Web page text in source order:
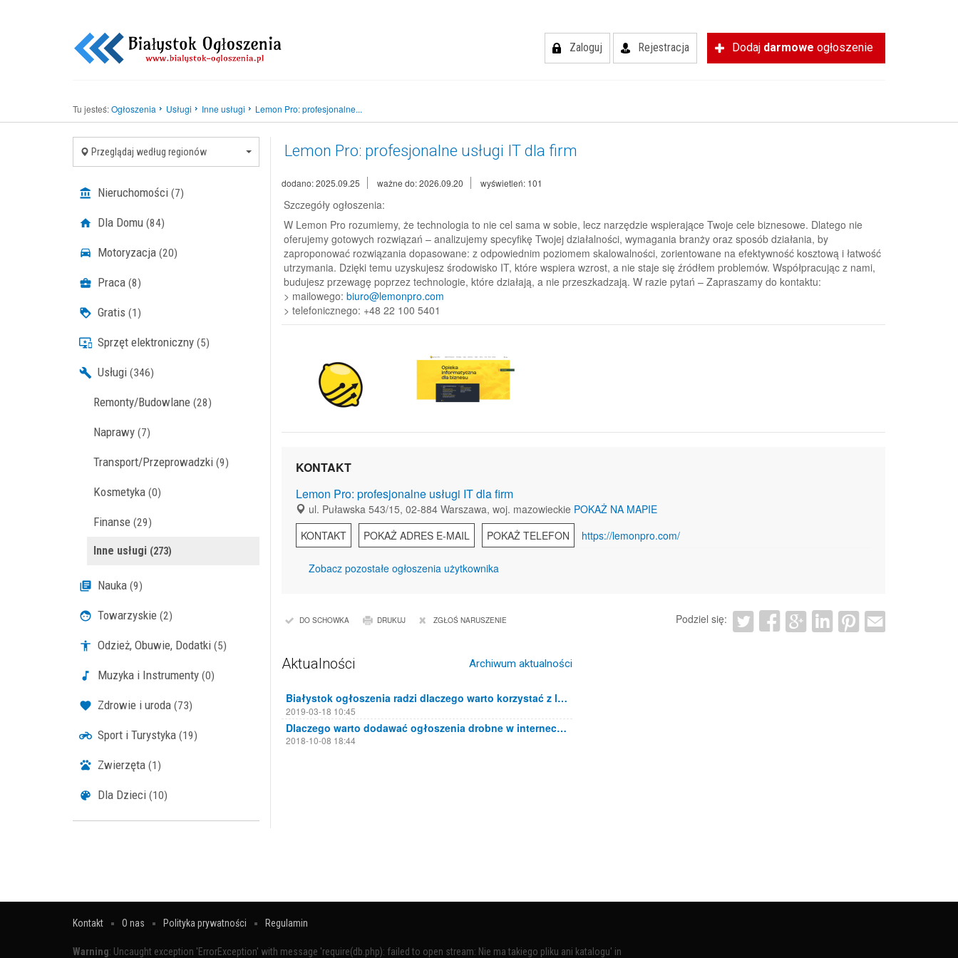
Zaloguj Rejestracja Dodaj darmowe ogłoszenie
Tu jesteś:Ogłoszenia Usługi Inne usługi Lemon Pro: profesjonalne...
Przeglądaj według regionów
Nieruchomości (7)
Dla Domu (84)
Motoryzacja (20)
Praca (8)
Gratis (1)
Sprzęt elektroniczny (5)
Usługi (346)
Remonty/Budowlane (28)
Naprawy (7)
Transport/Przeprowadzki (9)
Kosmetyka (0)
Finanse (29)
Inne usługi (273)
Nauka (9)
Towarzyskie (2)
Odzież, Obuwie, Dodatki (5)
Muzyka i Instrumenty (0)
Zdrowie i uroda (73)
Sport i Turystyka (19)
Zwierzęta (1)
Dla Dzieci (10)
Lemon Pro: profesjonalne usługi IT dla firm
dodano: 2025.09.25 ważne do: 2026.09.20 wyświetleń: 101
Szczegóły ogłoszenia:
W Lemon Pro rozumiemy, że technologia to nie cel sama w sobie, lecz narzędzie wspierające Twoje cele biznesowe. Dlatego nie
oferujemy gotowych rozwiązań – analizujemy specyfikę Twojej działalności, wymagania branży oraz sposób działania, by
zaproponować rozwiązania dopasowane: z odpowiednim poziomem skalowalności, zorientowane na efektywność kosztową i łatwość
utrzymania. Dzięki temu uzyskujesz środowisko IT, które wspiera wzrost, a nie staje się źródłem problemów. Współpracując z nami,
budujesz przewagę poprzez technologie, które działają, a nie przeszkadzają. W razie pytań – Zapraszamy do kontaktu:
> mailowego: biuro@lemonpro.com
> telefonicznego: +48 22 100 5401
KONTAKT
Lemon Pro: profesjonalne usługi IT dla firm
ul. Puławska 543/15, 02-884 Warszawa, woj. mazowieckie POKAŻ NA MAPIE
KONTAKT
POKAŻ ADRES E-MAIL POKAŻ TELEFON https://lemonpro.com/
Zobacz pozostałe ogłoszenia użytkownika
DO SCHOWKA DRUKUJ ZGŁOŚ NARUSZENIE Podziel się:
Aktualności Archiwum aktualności
Białystok ogłoszenia radzi dlaczego warto korzystać z lokalnych portali ogłoszeniowych
2019-03-18 10:45
Dlaczego warto dodawać ogłoszenia drobne w internecie?
2018-10-08 18:44
Kontakt O nas Polityka prywatności Regulamin
Warning: Uncaught exception 'ErrorException' with message 'require(db.php): failed to open stream: Nie ma takiego pliku ani katalogu' in